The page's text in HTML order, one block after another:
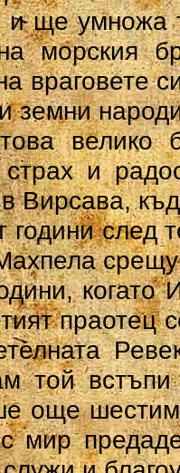
и ще умножа
морския
враговете
земни
велико
и
Вирсава,
години след
праотец
той
още
мир